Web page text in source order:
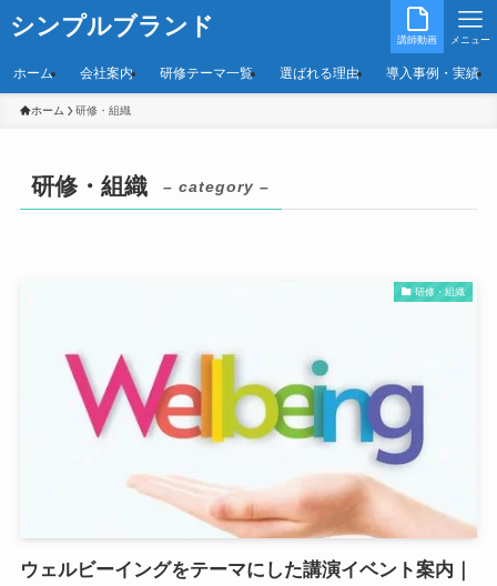
シンプルブランド 講師動画 メニュー
ホーム 会社案内 研修テーマ一覧 選ばれる理由 導入事例・実績
ホーム 研修・組織
研修・組織 – category –
研修・組織
ウェルビーイングをテーマにした講演イベント案内｜